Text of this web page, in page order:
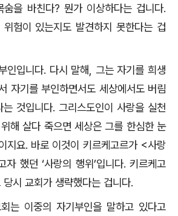
을 바친다? 뭔가 이상하다는 겁니다.
험이 있는지도 발견하지 못한다는 겁
인입니다. 다시 말해, 그는 자기를 희생
자기를 부인하면서도 세상에서도 버림
는 것입니다. 그리스도인이 사랑을 실천
해 살다 죽으면 세상은 그를 한심한 눈
지요. 바로 이것이 키르케고르가 <사랑
했던 ‘사랑의 행위’입니다. 키르케고
시 교회가 생략했다는 겁니다.
는 이중의 자기부인을 말하고 있다고